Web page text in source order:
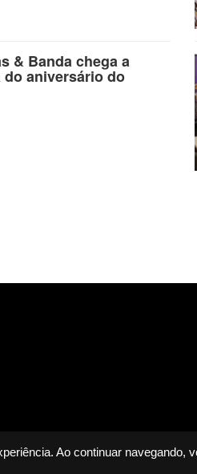
Ao continuar navegando,
& Banda chega a
aniversário do